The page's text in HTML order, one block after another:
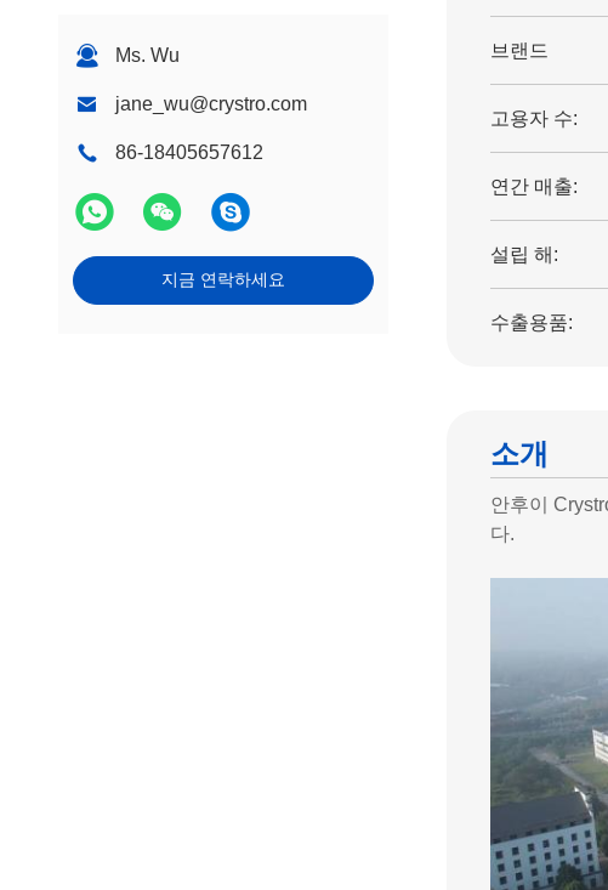
Ms. Wu
jane_wu@crystro.com
86-18405657612
지금 연락하세요
브랜드
고용자 수:
연간 매출:
설립 해:
수출용품:
소개
안후이
다.